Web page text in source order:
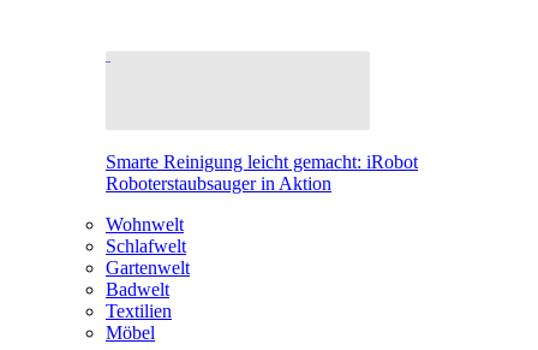
Smarte Reinigung leicht gemacht: iRobot
Roboterstaubsauger in Aktion
Wohnwelt
Schlafwelt
Gartenwelt
Badwelt
Textilien
Möbel